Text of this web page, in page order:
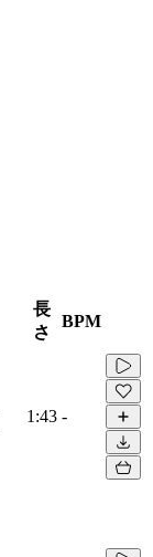
長
さ
BPM
1:43 -